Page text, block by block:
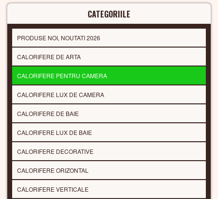
CATEGORIILE
PRODUSE NOI, NOUTATI 2026
CALORIFERE DE ARTA
CALORIFERE PENTRU CAMERA
CALORIFERE LUX DE CAMERA
CALORIFERE DE BAIE
CALORIFERE LUX DE BAIE
CALORIFERE DECORATIVE
CALORIFERE ORIZONTAL
CALORIFERE VERTICALE